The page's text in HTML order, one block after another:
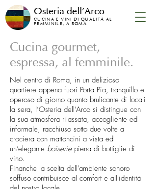
Osteria dell'Arco
CUCINA E VINI DI QUALITÀ AL
FEMMINILE, A ROMA
Cucina gourmet,
espressa, al femminile.
Nel centro di Roma, in un delizioso
quartiere appena fuori Porta Pia, tranquillo e
operoso di giorno quanto brulicante di locali
la sera, l’Osteria dell’Arco si distingue con
la sua atmosfera rilassata, accogliente ed
informale, racchiuso sotto due volte a
crociera con mattoncini a vista ed
un’elegante boiseriepiena di bottiglie di
vino.
Finanche la scelta dell'ambiente sonoro
soffuso contribuisce al comfort e all'identità